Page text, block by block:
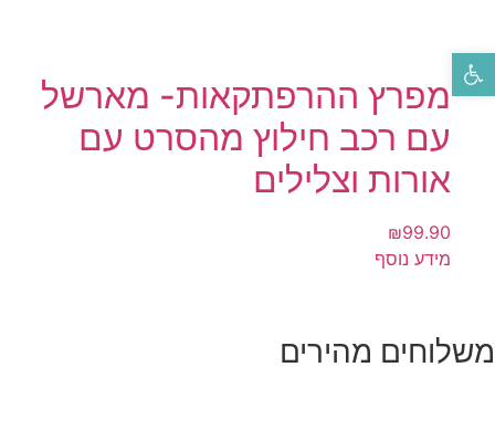
מפרץ ההרפתקאות- מארשל
עם רכב חילוץ מהסרט עם
אורות וצלילים
₪99.90
מידע נוסף
משלוחים מהירים
פתח סרגל נגישות